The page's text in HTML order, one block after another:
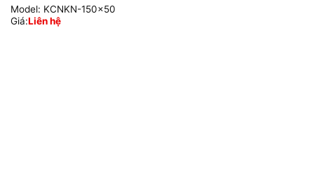
Model: KCNKN-150x50
Giá:Liên hệ